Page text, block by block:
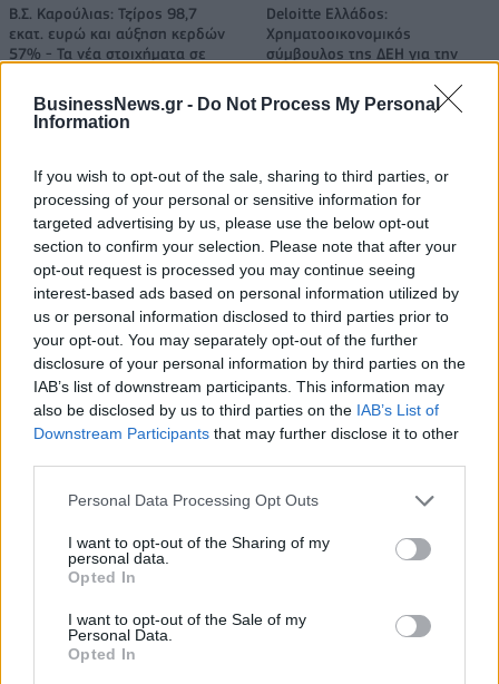
BusinessNews.gr - Do Not Process My Personal
Information
If you wish to opt-out of the sale, sharing to third parties, or
processing of your personal or sensitive information for
targeted advertising by us, please use the below opt-out
section to confirm your selection. Please note that after your
opt-out request is processed you may continue seeing
interest-based ads based on personal information utilized by
us or personal information disclosed to third parties prior to
your opt-out. You may separately opt-out of the further
disclosure of your personal information by third parties on the
IAB’s list of downstream participants. This information may
also be disclosed by us to third parties on the IAB’s List of
Downstream Participants that may further disclose it to other
Personal Data Processing Opt Outs
I want to opt-out of the Sharing of my
personal data.
Opted In
I want to opt-out of the Sale of my
Personal Data.
Opted In
Β.Σ. Καρούλιας: Τζίρος 98,7
εκατ. ευρώ και αύξηση κερδών
57% - Τα νέα στοιχήματα σε
Deloitte Ελλάδος:
Χρηματοοικονομικός
σύμβουλος της ΔΕΗ για την
ενέργειας
Η Chery επενδύει 75 εκατ. δολάρια στην KG Mobility
Το FIAT 500 Hybrid τώρα από
18.990 ευρώ
Ατρόμητος και Novibet
συνεχίζουν μαζί: Ανανέωση της
συνεργασίας τους μέχρι το
2028
18η συνεχόμενη χρονιά για τον ΟΤΕ στη διεθνή σειρά δεικτών
FTSE4Good
πύλες του σε όλους
ΠΕΡΙΣΣΌΤΕΡΑ ΣΕ ΑΥΤΉ ΤΗΝ ΚΑΤΗΓΟΡΊΑ